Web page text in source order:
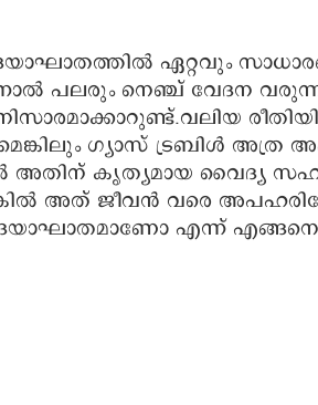
ഏറ്റവും
പലരും നെഞ്ച് വേദന
ഗ്യാസ് ട്രബിള്‍ അത്ര
കൃത്യമായ വൈദ്യ
അത് ജീവന്‍ വരെ
എന്ന് എങ്ങനെ